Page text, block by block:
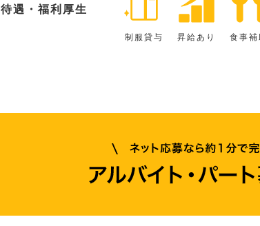
待遇・福利厚生
制服貸与 昇給あり 食事補